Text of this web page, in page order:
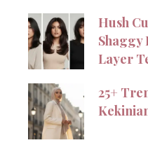
Hush
Shaggy
Layer
25+